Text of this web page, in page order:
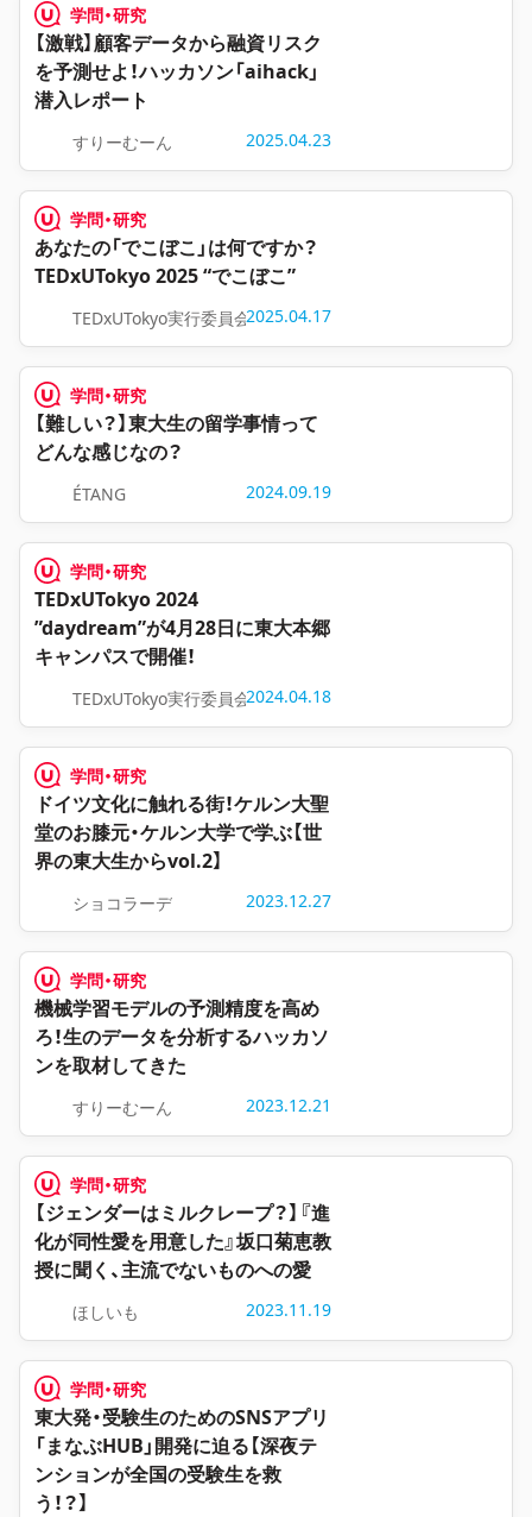
学問・研究
【激戦】顧客データから融資リスク
を予測せよ！ハッカソン「aihack」
潜入レポート
すりーむーん 2025.04.23
学問・研究
あなたの「でこぼこ」は何ですか？
TEDxUTokyo 2025 “でこぼこ”
TEDxUTokyo実行委員会2025.04.17
学問・研究
【難しい？】東大生の留学事情って
どんな感じなの？
ÉTANG 2024.09.19
学問・研究
TEDxUTokyo 2024
”daydream”が4月28日に東大本郷
キャンパスで開催！
TEDxUTokyo実行委員会2024.04.18
学問・研究
ドイツ文化に触れる街！ケルン大聖
堂のお膝元・ケルン大学で学ぶ【世
界の東大生からvol.2】
ショコラーデ 2023.12.27
学問・研究
機械学習モデルの予測精度を高め
ろ！生のデータを分析するハッカソ
ンを取材してきた
すりーむーん 2023.12.21
学問・研究
【ジェンダーはミルクレープ？】『進
化が同性愛を用意した』坂口菊恵教
授に聞く、主流でないものへの愛
ほしいも 2023.11.19
学問・研究
東大発・受験生のためのSNSアプリ
「まなぶHUB」開発に迫る【深夜テ
ンションが全国の受験生を救
う！？】